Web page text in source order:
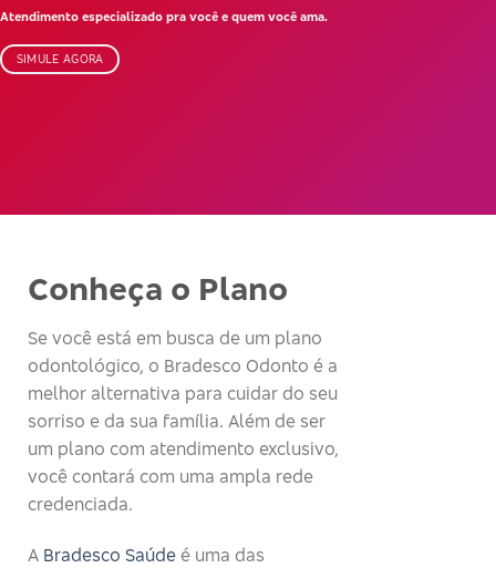
Atendimento especializado pra você e quem você ama.
SIMULE AGORA
Conheça o Plano
Se você está em busca de um plano
odontológico, o Bradesco Odonto é a
melhor alternativa para cuidar do seu
sorriso e da sua família. Além de ser
um plano com atendimento exclusivo,
você contará com uma ampla rede
credenciada.
A Bradesco Saúde é uma das